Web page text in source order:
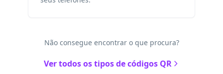
Não consegue encontrar o que procura?
Ver todos os tipos de códigos QR